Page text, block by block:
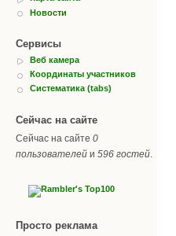
Новости
Сервисы
Веб камера
Координаты участников
Систематика (tabs)
Сейчас на сайте
Сейчас на сайте 0
пользователей и 596 гостей
Просто реклама